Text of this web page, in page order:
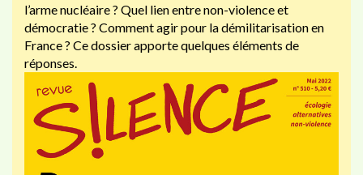
l’arme nucléaire ? Quel lien entre non-violence et
démocratie ? Comment agir pour la démilitarisation en
France ? Ce dossier apporte quelques éléments de
réponses.